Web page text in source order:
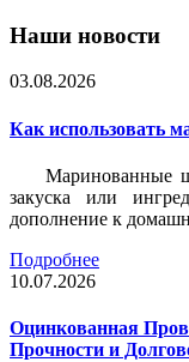
Наши новости
03.08.2026
Как использовать
Маринованные
закуска или
дополнение к
Подробнее
10.07.2026
Оцинкованная
Прочности и